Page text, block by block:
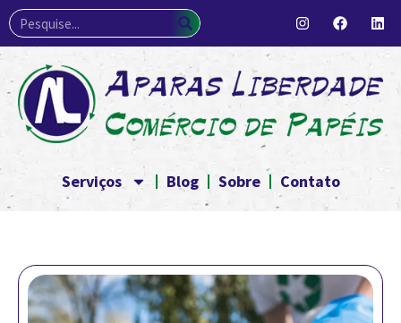
Serviços Blog Sobre Contato